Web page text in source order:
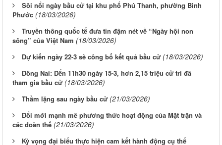
Sôi nổi ngày bầu cử tại khu phố Phú Thanh, phường Bình
Phước (18/03/2026)
Truyền thông quốc tế đưa tin đậm nét về “Ngày hội non
sông” của Việt Nam (18/03/2026)
Dự kiến ngày 22-3 sẽ công bố kết quả bầu cử (18/03/2026)
Đồng Nai: Đến 11h30 ngày 15-3, hơn 2,15 triệu cử tri đã
tham gia bầu cử (18/03/2026)
Thầm lặng sau ngày bầu cử (21/03/2026)
Đổi mới mạnh mẽ phương thức hoạt động của Mặt trận và
các đoàn thể (21/03/2026)
Kỳ vọng đại biểu thực hiện cam kết hành động cụ thể